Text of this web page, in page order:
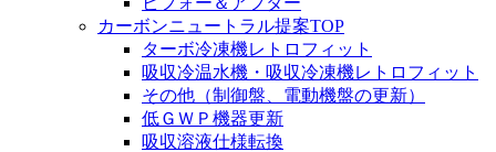
カーボンニュートラル提案TOP
ターボ冷凍機レトロフィット
吸収冷温水機・吸収冷凍機レトロフィット
その他（制御盤、電動機盤の更新）
低ＧＷＰ機器更新
吸収溶液仕様転換